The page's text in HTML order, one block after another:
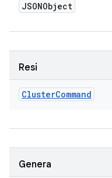
JSONObject
Resi
ClusterCommand
Genera